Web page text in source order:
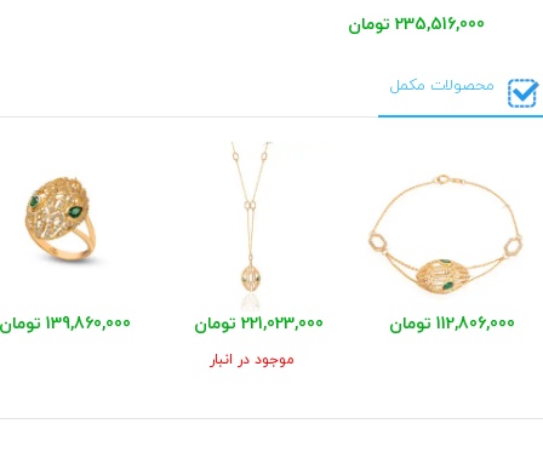
235,516,000 تومان
محصولات مکمل
112,806,000 تومان 221,023,000 تومان
موجود در انبار
139,860,000 تومان